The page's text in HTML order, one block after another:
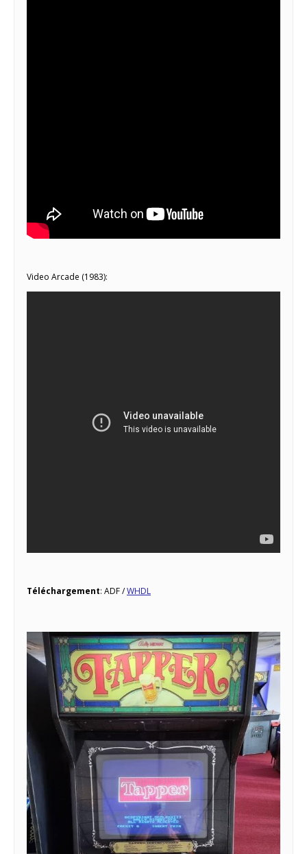
Video Arcade (1983):
Téléchargement: ADF /WHDL